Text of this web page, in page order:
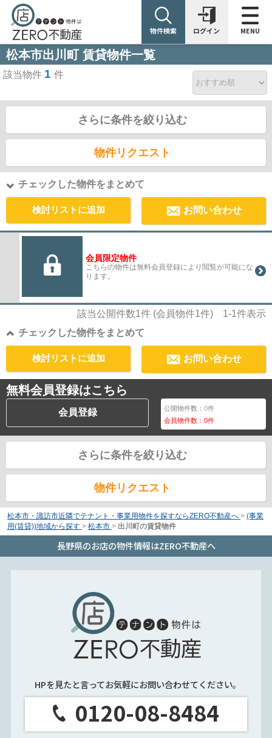
物件検索 ログイン MENU
松本市出川町 賃貸物件一覧
該当物件 1 件
さらに条件を絞り込む
物件リクエスト
チェックした物件をまとめて
検討リストに追加 お問い合わせ
会員限定物件
こちらの物件は無料会員登録により閲覧が可能にな
ります。
該当公開件数1件 (会員物件1件) 1-1件表示
チェックした物件をまとめて
お問い合わせ
検討リストに追加
無料会員登録はこちら
会員登録 公開物件数：0件
会員物件数：0件
さらに条件を絞り込む
物件リクエスト
松本市・諏訪市近隣でテナント・事業用物件を探すならZERO不動産へ > (事業
用(賃貸))地域から探す > 松本市 > 出川町の賃貸物件
長野県のお店の物件情報はZERO不動産へ
HPを見たと言ってお気軽にお問い合わせてください。
0120-08-8484